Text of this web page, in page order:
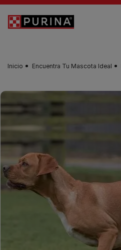
Skip to main content
Inicio Encuentra Tu Mascota Ideal